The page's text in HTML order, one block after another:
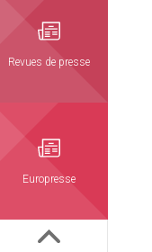
Revues de presse
Europresse